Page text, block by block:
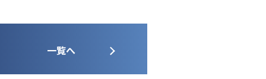
一覧へ